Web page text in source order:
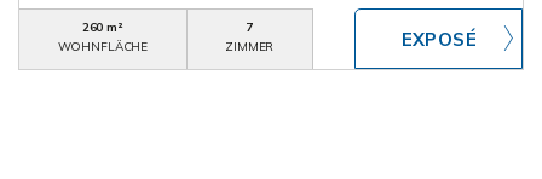
260 m²
WOHNFLÄCHE
7
ZIMMER